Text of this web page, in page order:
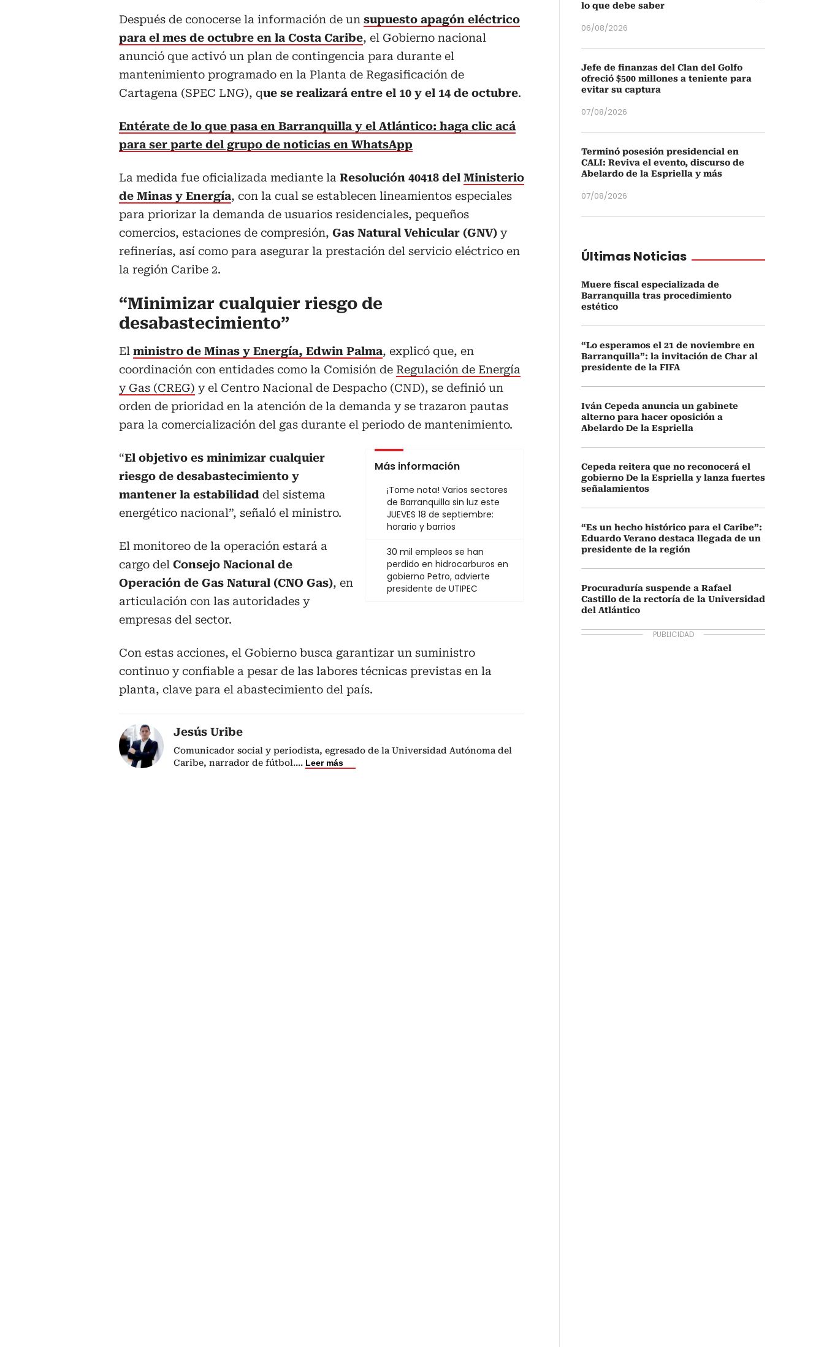
Después de conocerse la información de un supuesto apagón eléctrico
para el mes de octubre en la Costa Caribe, el Gobierno nacional
anunció que activó un plan de contingencia para durante el
mantenimiento programado en la Planta de Regasificación de
Cartagena (SPEC LNG), que se realizará entre el 10 y el 14 de octubre.
Entérate de lo que pasa en Barranquilla y el Atlántico: haga clic acá
para ser parte del grupo de noticias en WhatsApp
La medida fue oficializada mediante la Resolución 40418 del Ministerio
de Minas y Energía, con la cual se establecen lineamientos especiales
para priorizar la demanda de usuarios residenciales, pequeños
comercios, estaciones de compresión, Gas Natural Vehicular (GNV) y
refinerías, así como para asegurar la prestación del servicio eléctrico en
la región Caribe 2.
“Minimizar cualquier riesgo de
desabastecimiento”
El ministro de Minas y Energía, Edwin Palma, explicó que, en
coordinación con entidades como la Comisión de Regulación de Energía
y Gas (CREG) y el Centro Nacional de Despacho (CND), se definió un
orden de prioridad en la atención de la demanda y se trazaron pautas
para la comercialización del gas durante el periodo de mantenimiento.
Más información
¡Tome nota! Varios sectores
de Barranquilla sin luz este
JUEVES 18 de septiembre:
horario y barrios
30 mil empleos se han
perdido en hidrocarburos en
gobierno Petro, advierte
presidente de UTIPEC
“El objetivo es minimizar cualquier
riesgo de desabastecimiento y
mantener la estabilidad del sistema
energético nacional”, señaló el ministro.
El monitoreo de la operación estará a
cargo del Consejo Nacional de
Operación de Gas Natural (CNO Gas), en
articulación con las autoridades y
empresas del sector.
Con estas acciones, el Gobierno busca garantizar un suministro
continuo y confiable a pesar de las labores técnicas previstas en la
planta, clave para el abastecimiento del país.
Jesús Uribe
Comunicador social y periodista, egresado de la Universidad Autónoma del
Caribe, narrador de fútbol.... Leer más
lo que debe saber
06/08/2026
Jefe de finanzas del Clan del Golfo
ofreció $500 millones a teniente para
evitar su captura
07/08/2026
Terminó posesión presidencial en
CALI: Reviva el evento, discurso de
Abelardo de la Espriella y más
07/08/2026
Últimas Noticias
Muere fiscal especializada de
Barranquilla tras procedimiento
estético
“Lo esperamos el 21 de noviembre en
Barranquilla”: la invitación de Char al
presidente de la FIFA
Iván Cepeda anuncia un gabinete
alterno para hacer oposición a
Abelardo De la Espriella
Cepeda reitera que no reconocerá el
gobierno De la Espriella y lanza fuertes
señalamientos
“Es un hecho histórico para el Caribe”:
Eduardo Verano destaca llegada de un
presidente de la región
Procuraduría suspende a Rafael
Castillo de la rectoría de la Universidad
del Atlántico